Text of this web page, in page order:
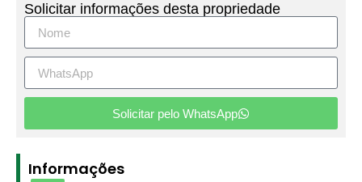
Solicitar informações desta propriedade
Solicitar pelo WhatsApp
Informações